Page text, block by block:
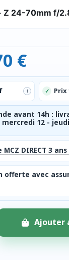
Z 24-70mm f/
€
i ✓ Prix
avant 14h :
12 -
DIRECT 3 ans
offerte avec
Ajouter